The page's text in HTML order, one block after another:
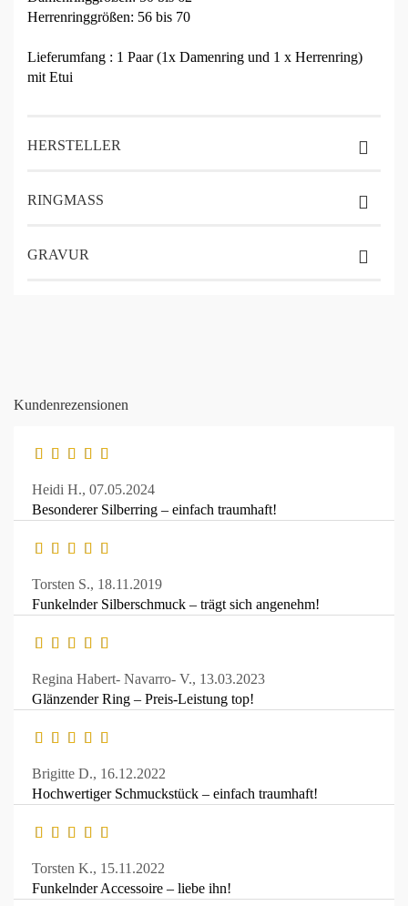
Herrenringgrößen: 56 bis 70
Lieferumfang : 1 Paar (1x Damenring und 1 x Herrenring)
mit Etui
HERSTELLER
RINGMASS
GRAVUR
Kundenrezensionen
Heidi H., 07.05.2024
Besonderer Silberring – einfach traumhaft!
Torsten S., 18.11.2019
Funkelnder Silberschmuck – trägt sich angenehm!
Regina Habert- Navarro- V., 13.03.2023
Glänzender Ring – Preis-Leistung top!
Brigitte D., 16.12.2022
Hochwertiger Schmuckstück – einfach traumhaft!
Torsten K., 15.11.2022
Funkelnder Accessoire – liebe ihn!